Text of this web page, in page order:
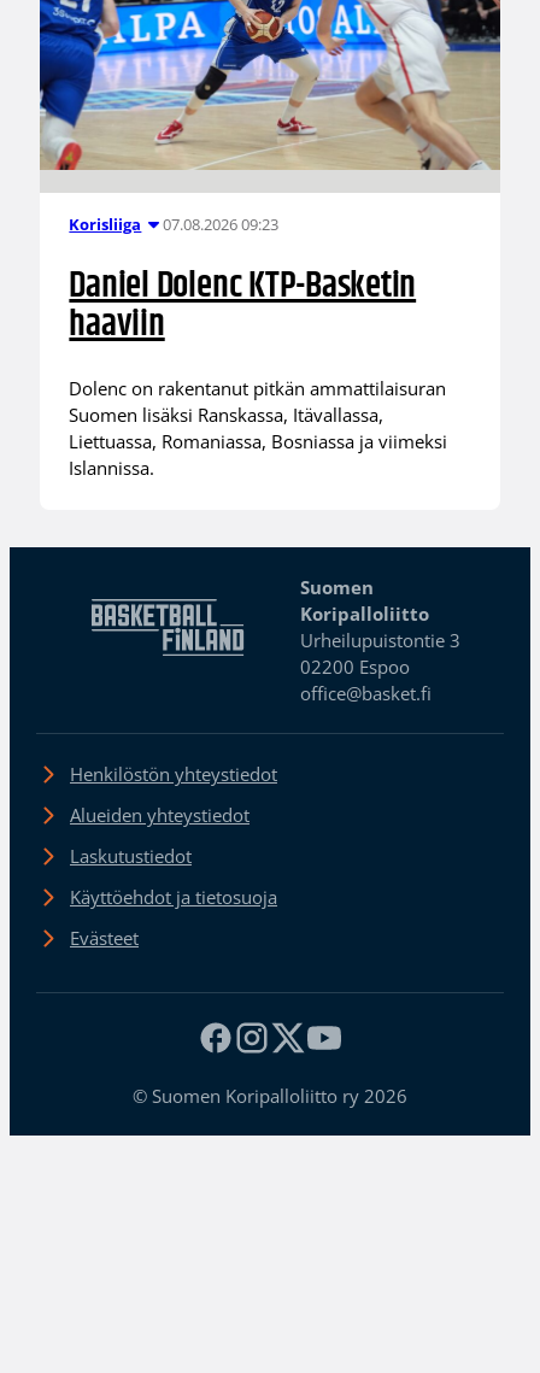
Korisliiga 07.08.2026 09:23
Daniel Dolenc KTP-Basketin
haaviin
Dolenc on rakentanut pitkän ammattilaisuran
Suomen lisäksi Ranskassa, Itävallassa,
Liettuassa, Romaniassa, Bosniassa ja viimeksi
Islannissa.
Suomen
Koripalloliitto
Urheilupuistontie 3
02200 Espoo
office@basket.fi
Henkilöstön yhteystiedot
Alueiden yhteystiedot
Laskutustiedot
Käyttöehdot ja tietosuoja
Evästeet
© Suomen Koripalloliitto ry 2026